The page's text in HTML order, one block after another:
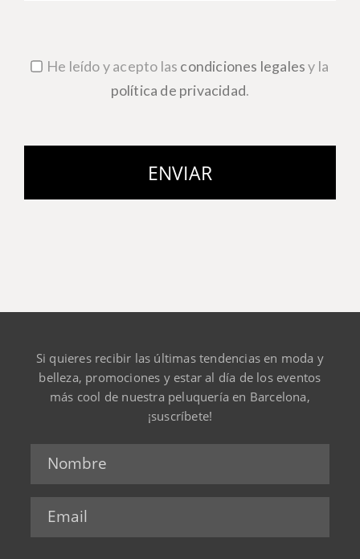
He leído y acepto las condiciones legalesy la
política de privacidad.
Si quieres recibir las últimas tendencias en moda y
belleza, promociones y estar al día de los eventos
más cool de nuestra peluquería en Barcelona,
¡suscríbete!